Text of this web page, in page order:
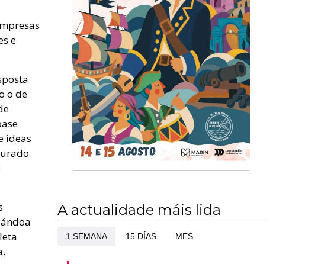
e
o de
ideas
A actualidade máis lida
1 SEMANA 15 DÍAS MES